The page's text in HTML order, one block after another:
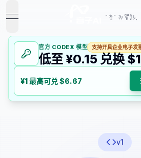
open navigation menu
"音" 为智能
官方 CODEX 模型 支持开具企业电子发
低至 ¥0.15 兑换 $1
¥1 最高可兑 $6.67
v1